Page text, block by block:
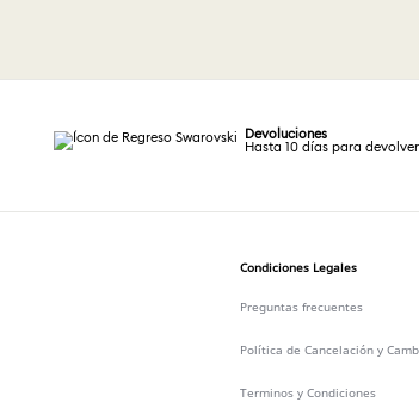
Devoluciones
Hasta 10 días para devolver
Condiciones Legales
Preguntas frecuentes
Política de Cancelación y
Terminos y Condiciones